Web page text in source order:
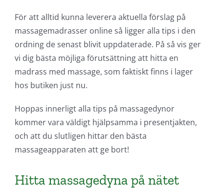
För att alltid kunna leverera aktuella förslag på
massagemadrasser online så ligger alla tips i den
ordning de senast blivit uppdaterade. På så vis ger
vi dig bästa möjliga förutsättning att hitta en
madrass med massage, som faktiskt finns i lager
hos butiken just nu.
Hoppas innerligt alla tips på massagedynor
kommer vara väldigt hjälpsamma i presentjakten,
och att du slutligen hittar den bästa
massageapparaten att ge bort!
Hitta massagedyna på nätet